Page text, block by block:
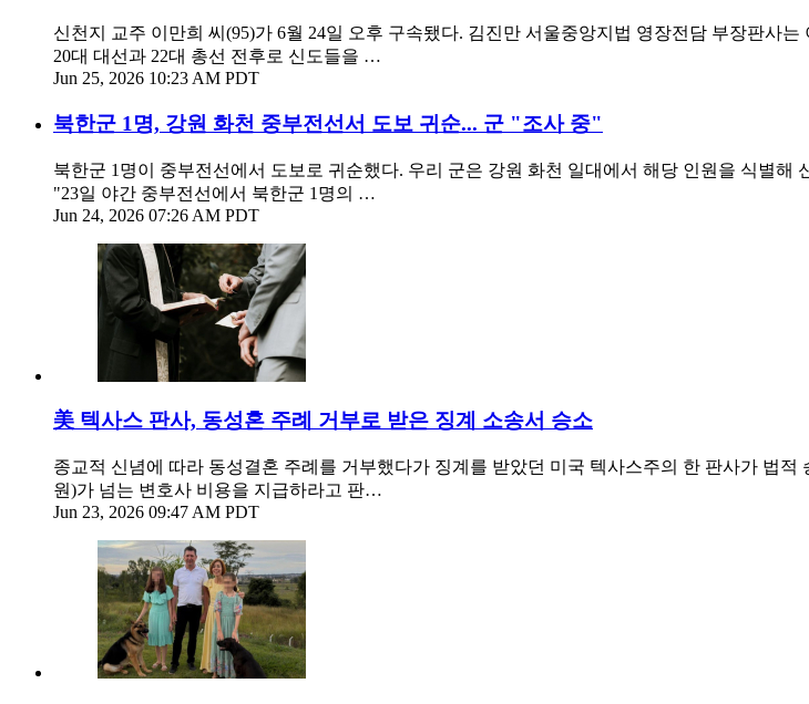
신천지 교주 이만희 씨(95)가 6월 24일 오후 구속됐다. 김진만 서울중앙지법 영장전담 부장판사
20대 대선과 22대 총선 전후로 신도들을 …
Jun 25, 2026 10:23 AM PDT
북한군 1명, 강원 화천 중부전선서 도보 귀순... 군 "조사 중"
북한군 1명이 중부전선에서 도보로 귀순했다. 우리 군은 강원 화천 일대에서 해당 인원을 식별
"23일 야간 중부전선에서 북한군 1명의 …
Jun 24, 2026 07:26 AM PDT
美 텍사스 판사, 동성혼 주례 거부로 받은 징계 소송서 승소
종교적 신념에 따라 동성결혼 주례를 거부했다가 징계를 받았던 미국 텍사스주의 한 판사가 법
원)가 넘는 변호사 비용을 지급하라고 판…
Jun 23, 2026 09:47 AM PDT